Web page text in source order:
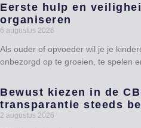
Eerste hulp en
organiseren
6 augustus 2026
Als ouder of opvoeder wil je je
onbezorgd op te groeien, te spelen
Bewust kiezen in de
transparantie steeds
2 augustus 2026